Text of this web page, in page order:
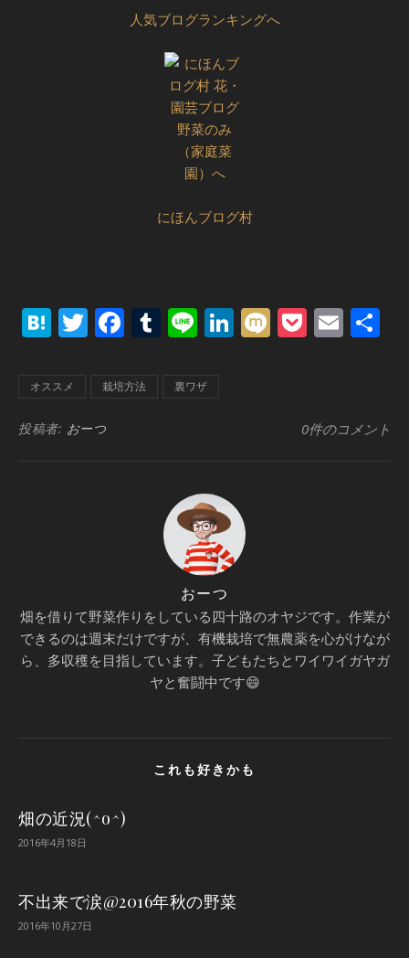
人気ブログランキングへ
にほんブログ村
Hatena
Twitter
Facebook
Tumblr
LineLinkedIn
MixiPocket
オススメ 栽培方法 裏ワザ
投稿者: おーつ 0件のコメント
おーつ
畑を借りて野菜作りをしている四十路のオヤジです。作業が
できるのは週末だけですが、有機栽培で無農薬を心がけなが
ら、多収穫を目指しています。子どもたちとワイワイガヤガ
ヤと奮闘中です😄
これも好きかも
畑の近況(^o^)
2016年4月18日
不出来で涙@2016年秋の野菜
2016年10月27日